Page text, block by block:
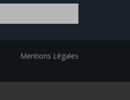
Mentions Légales